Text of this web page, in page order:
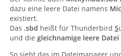
dazu eine leere Datei namens
existiert.
Das .sbd heißt für Thunderbird S
und die gleichnamige leere Datei